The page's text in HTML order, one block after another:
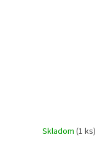
Skladom (1 ks)